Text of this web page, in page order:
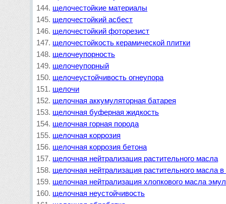
щелочестойкие материалы
щелочестойкий асбест
щелочестойкий фоторезист
щелочестойкость керамической плитки
щелочеупорность
щелочеупорный
щелочеустойчивость огнеупора
щелочи
щелочная аккумуляторная батарея
щелочная буферная жидкость
щелочная горная порода
щелочная коррозия
щелочная коррозия бетона
щелочная нейтрализация растительного масла
щелочная нейтрализация растительного масла
щелочная нейтрализация хлопкового масла
щелочная неустойчивость